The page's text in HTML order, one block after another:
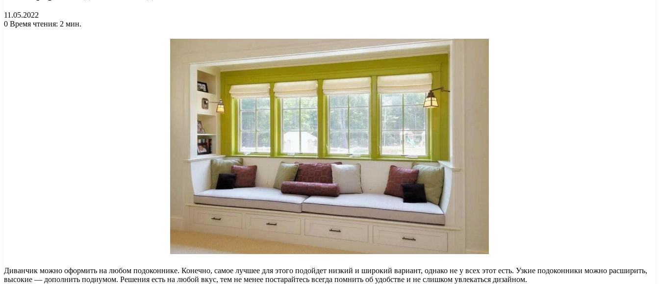
11.05.2022
0 Время чтения: 2 мин.
Диванчик можно оформить на любом подоконнике. Конечно, самое лучшее для этого подойдет низкий и широкий вариант, однако не у всех этот есть. Узкие подоконники можно расширить,
высокие — дополнить подиумом. Решения есть на любой вкус, тем не менее постарайтесь всегда помнить об удобстве и не слишком увлекаться дизайном.